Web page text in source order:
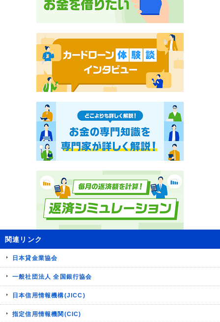
関連リンク
日本貸金業協会
一般社団法人 全国銀行協会
日本信用情報機構(JICC)
指定信用情報機関(CIC)